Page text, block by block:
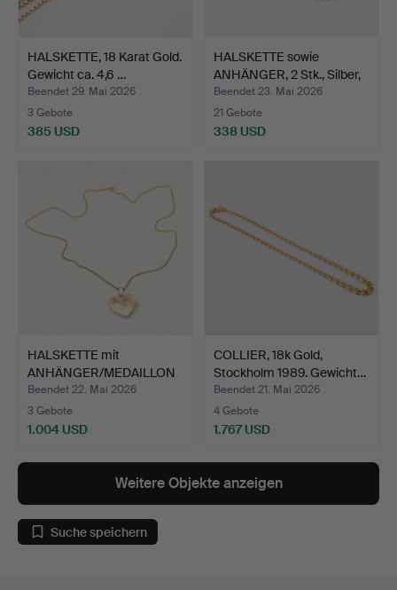
HALSKETTE, 18 Karat Gold.
Gewicht ca. 4,6 …
Beendet 29. Mai 2026
3 Gebote
385 USD
HALSKETTE sowie
ANHÄNGER, 2 Stk., Silber,
…
Beendet 23. Mai 2026
21 Gebote
338 USD
HALSKETTE mit
ANHÄNGER/MEDAILLON
mit Fotof…
Beendet 22. Mai 2026
3 Gebote
1.004 USD
COLLIER, 18k Gold,
Stockholm 1989. Gewicht…
Beendet 21. Mai 2026
4 Gebote
1.767 USD
Weitere Objekte anzeigen
Suche speichern